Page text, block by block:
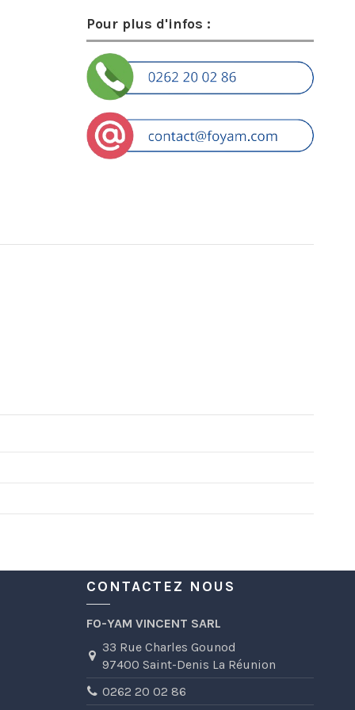
Pour plus d'infos :
CONTACTEZ NOUS
FO-YAM VINCENT SARL
33 Rue Charles Gounod
97400 Saint-Denis La Réunion
0262 20 02 86